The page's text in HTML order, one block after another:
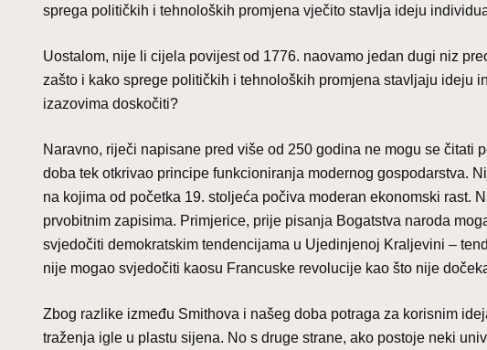
sprega političkih i tehnoloških promjena vječito stavlja ideju
Uostalom, nije li cijela povijest od 1776. naovamo jedan dugi niz
zašto i kako sprege političkih i tehnoloških promjena stavljaju ideju
izazovima doskočiti?
Naravno, riječi napisane pred više od 250 godina ne mogu se čitati
doba tek otkrivao principe funkcioniranja modernog gospodarstva.
na kojima od početka 19. stoljeća počiva moderan ekonomski rast.
prvobitnim zapisima. Primjerice, prije pisanja Bogatstva naroda
svjedočiti demokratskim tendencijama u Ujedinjenoj Kraljevini –
nije mogao svjedočiti kaosu Francuske revolucije kao što nije
Zbog razlike između Smithova i našeg doba potraga za korisnim
traženja igle u plastu sijena. No s druge strane, ako postoje neki